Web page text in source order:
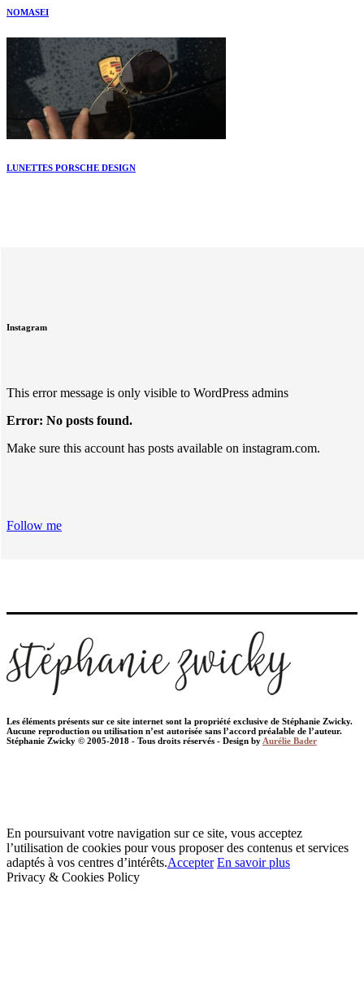
NOMASEI
LUNETTES PORSCHE DESIGN
Instagram
This error message is only visible to WordPress admins
Error: No posts found.
Make sure this account has posts available on instagram.com.
Follow me
Les éléments présents sur ce site internet sont la propriété exclusive de Stéphanie Zwicky.
Aucune reproduction ou utilisation n’est autorisée sans l’accord préalable de l’auteur.
Stéphanie Zwicky © 2005-2018 - Tous droits réservés - Design by Aurélie Bader
En poursuivant votre navigation sur ce site, vous acceptez
l’utilisation de cookies pour vous proposer des contenus et services
adaptés à vos centres d’intérêts.Accepter En savoir plus
Privacy & Cookies Policy